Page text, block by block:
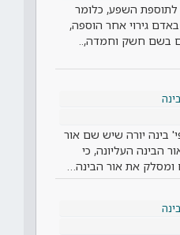
לתוספת השפע, כלומר
גירוי אחר הוספה,
בשם חשק וחמדה,..
בינה
בינה יורה שיש שם אור
הבינה העליונה, כי
את אור הבינה…
בינה